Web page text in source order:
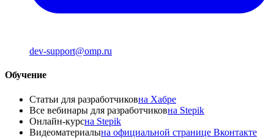
dev-support@omp.ru
Обучение
Статьи для разработчиковна Хабре
Все вебинары для разработчиковна Stepik
Онлайн-курсна Stepik
Видеоматериалына официальной странице Вконтакте